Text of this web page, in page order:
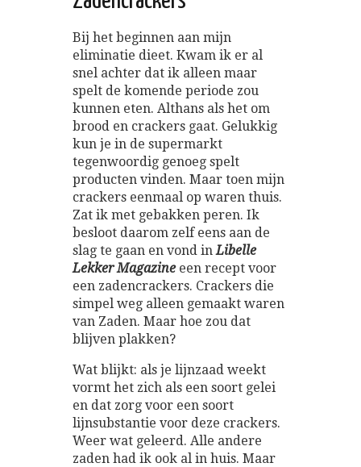
Bij het beginnen aan mijn
eliminatie dieet. Kwam ik er al
snel achter dat ik alleen maar
spelt de komende periode zou
kunnen eten. Althans als het om
brood en crackers gaat. Gelukkig
kun je in de supermarkt
tegenwoordig genoeg spelt
producten vinden. Maar toen mijn
crackers eenmaal op waren thuis.
Zat ik met gebakken peren. Ik
besloot daarom zelf eens aan de
slag te gaan en vond inLibelle
Lekker Magazine een recept voor
een zadencrackers. Crackers die
simpel weg alleen gemaakt waren
van Zaden. Maar hoe zou dat
blijven plakken?
Wat blijkt: als je lijnzaad weekt
vormt het zich als een soort gelei
en dat zorg voor een soort
lijnsubstantie voor deze crackers.
Weer wat geleerd. Alle andere
zaden had ik ook al in huis. Maar